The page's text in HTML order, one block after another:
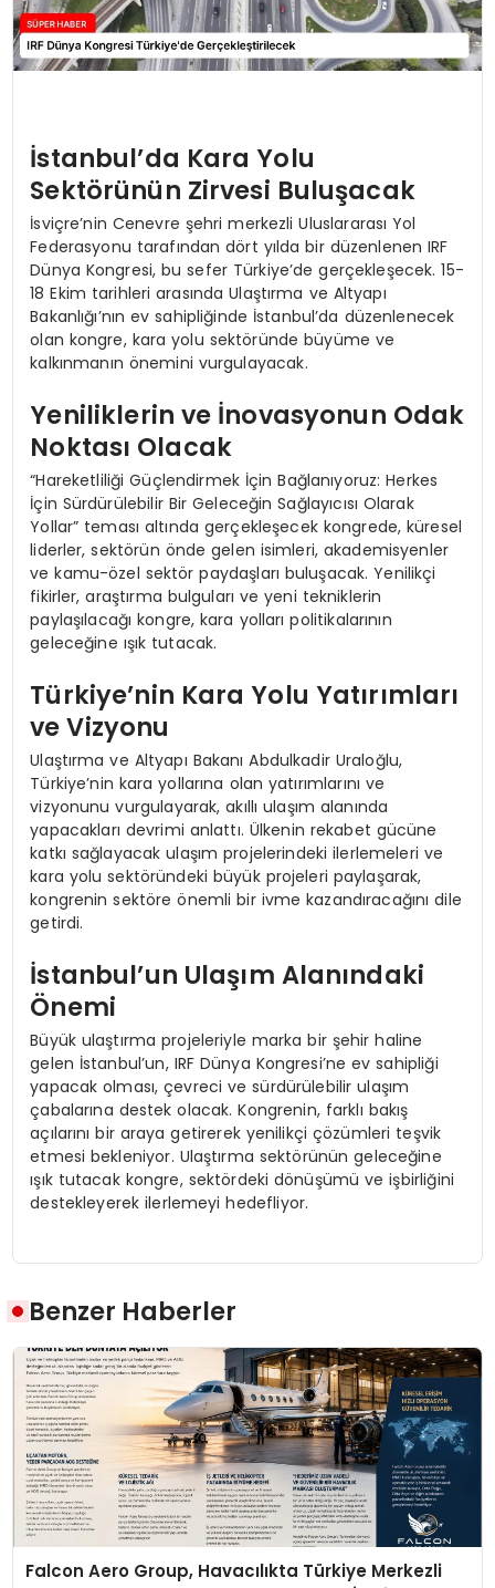
İstanbul’da Kara Yolu
Sektörünün Zirvesi Buluşacak
İsviçre’nin Cenevre şehri merkezli Uluslararası Yol
Federasyonu tarafından dört yılda bir düzenlenen IRF
Dünya Kongresi, bu sefer Türkiye’de gerçekleşecek. 15-
18 Ekim tarihleri arasında Ulaştırma ve Altyapı
Bakanlığı’nın ev sahipliğinde İstanbul’da düzenlenecek
olan kongre, kara yolu sektöründe büyüme ve
kalkınmanın önemini vurgulayacak.
Yeniliklerin ve İnovasyonun Odak
Noktası Olacak
“Hareketliliği Güçlendirmek İçin Bağlanıyoruz: Herkes
İçin Sürdürülebilir Bir Geleceğin Sağlayıcısı Olarak
Yollar” teması altında gerçekleşecek kongrede, küresel
liderler, sektörün önde gelen isimleri, akademisyenler
ve kamu-özel sektör paydaşları buluşacak. Yenilikçi
fikirler, araştırma bulguları ve yeni tekniklerin
paylaşılacağı kongre, kara yolları politikalarının
geleceğine ışık tutacak.
Türkiye’nin Kara Yolu Yatırımları
ve Vizyonu
Ulaştırma ve Altyapı Bakanı Abdulkadir Uraloğlu,
Türkiye’nin kara yollarına olan yatırımlarını ve
vizyonunu vurgulayarak, akıllı ulaşım alanında
yapacakları devrimi anlattı. Ülkenin rekabet gücüne
katkı sağlayacak ulaşım projelerindeki ilerlemeleri ve
kara yolu sektöründeki büyük projeleri paylaşarak,
kongrenin sektöre önemli bir ivme kazandıracağını dile
getirdi.
İstanbul’un Ulaşım Alanındaki
Önemi
Büyük ulaştırma projeleriyle marka bir şehir haline
gelen İstanbul’un, IRF Dünya Kongresi’ne ev sahipliği
yapacak olması, çevreci ve sürdürülebilir ulaşım
çabalarına destek olacak. Kongrenin, farklı bakış
açılarını bir araya getirerek yenilikçi çözümleri teşvik
etmesi bekleniyor. Ulaştırma sektörünün geleceğine
ışık tutacak kongre, sektördeki dönüşümü ve işbirliğini
destekleyerek ilerlemeyi hedefliyor.
Benzer Haberler
Falcon Aero Group, Havacılıkta Türkiye Merkezli